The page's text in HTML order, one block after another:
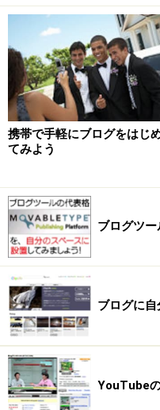
携帯で手軽にブログをはじ
てみよう
ブログツ
ブログに
YouTube